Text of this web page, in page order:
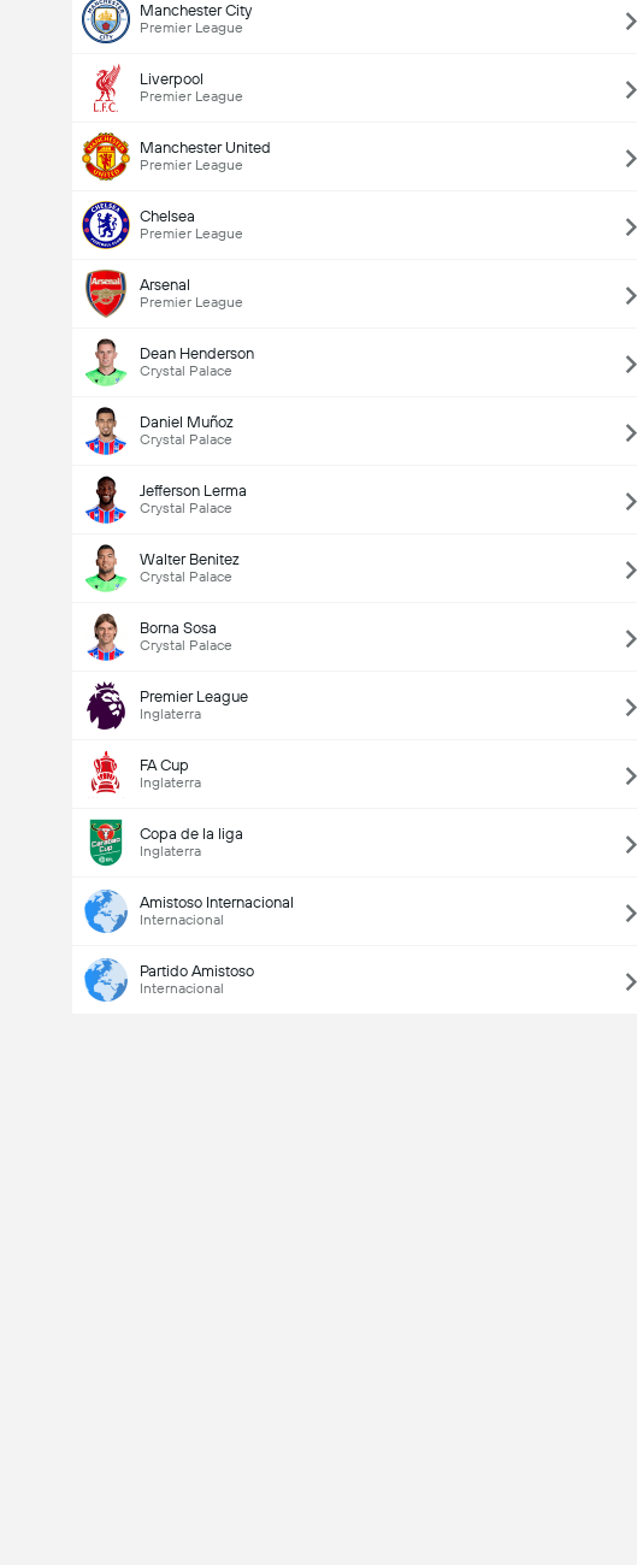
Manchester City
Premier League
Liverpool
Premier League
Manchester United
Premier League
Chelsea
Premier League
Arsenal
Premier League
Dean Henderson
Crystal Palace
Daniel Muñoz
Crystal Palace
Jefferson Lerma
Crystal Palace
Walter Benitez
Crystal Palace
Borna Sosa
Crystal Palace
Premier League
Inglaterra
FA Cup
Inglaterra
Copa de la liga
Inglaterra
Amistoso Internacional
Internacional
Partido Amistoso
Internacional